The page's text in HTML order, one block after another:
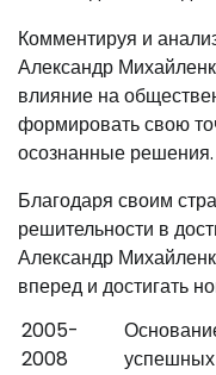
Комментируя и
Александр
влияние на
формировать свою
осознанные решения.
Благодаря своим
решительности в
Александр
вперед и достигать
2005-
2008
успешных